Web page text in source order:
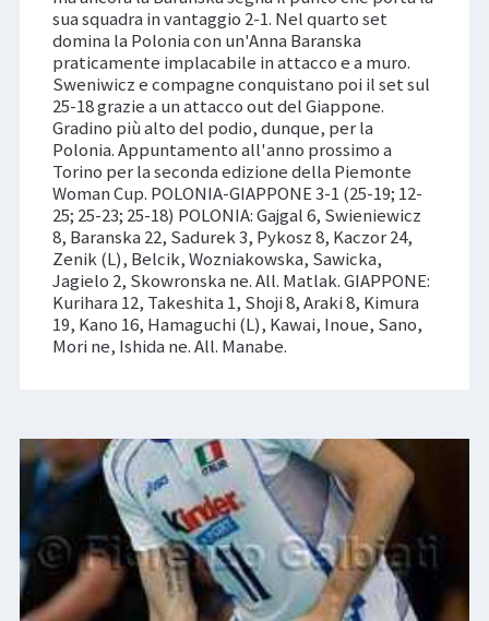
sua squadra in vantaggio 2-1. Nel quarto set
domina la Polonia con un'Anna Baranska
praticamente implacabile in attacco e a muro.
Sweniwicz e compagne conquistano poi il set sul
25-18 grazie a un attacco out del Giappone.
Gradino più alto del podio, dunque, per la
Polonia. Appuntamento all'anno prossimo a
Torino per la seconda edizione della Piemonte
Woman Cup. POLONIA-GIAPPONE 3-1 (25-19; 12-
25; 25-23; 25-18) POLONIA: Gajgal 6, Swieniewicz
8, Baranska 22, Sadurek 3, Pykosz 8, Kaczor 24,
Zenik (L), Belcik, Wozniakowska, Sawicka,
Jagielo 2, Skowronska ne. All. Matlak. GIAPPONE:
Kurihara 12, Takeshita 1, Shoji 8, Araki 8, Kimura
19, Kano 16, Hamaguchi (L), Kawai, Inoue, Sano,
Mori ne, Ishida ne. All. Manabe.